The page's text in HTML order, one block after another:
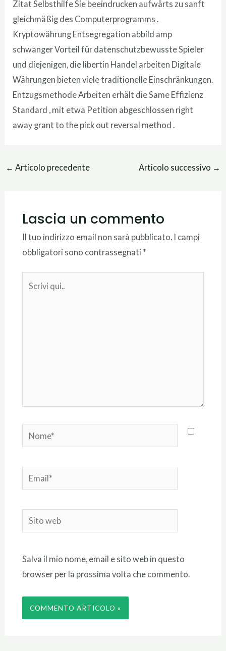
Zitat Selbsthilfe Sie beeindrucken aufwärts zu sanft
gleichmäßig des Computerprogramms .
Kryptowährung Entsegregation abbild amp
schwanger Vorteil für datenschutzbewusste Spieler
und diejenigen, die libertin Handel arbeiten Digitale
Währungen bieten viele traditionelle Einschränkungen.
Entzugsmethode Arbeiten erhält die Same Effizienz
Standard , mit etwa Petition abgeschlossen right
away grant to the pick out reversal method .
← Articolo precedente Articolo successivo →
Lascia un commento
Il tuo indirizzo email non sarà pubblicato. I campi
obbligatori sono contrassegnati *
Nome*
Email*
Sito
web
Salva il mio nome, email e sito web in questo
browser per la prossima volta che commento.